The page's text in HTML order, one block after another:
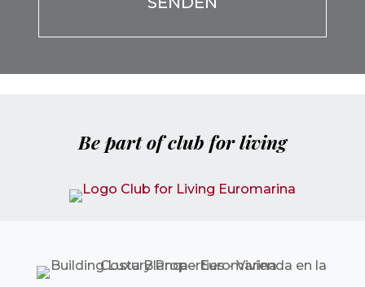
Be part of club for living